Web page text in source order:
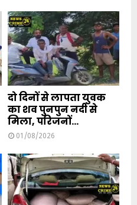
दो दिनों से लापता युवक
का शव पुनपुन नदी से
मिला, परिजनों...
01/08/2026